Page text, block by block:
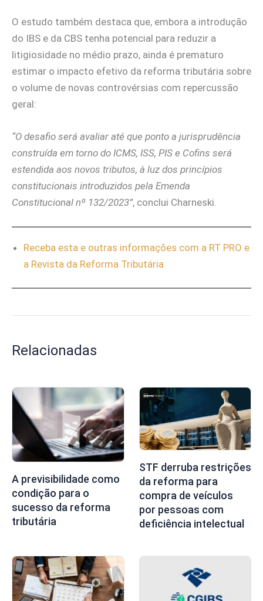
O estudo também destaca que, embora a introdução
do IBS e da CBS tenha potencial para reduzir a
litigiosidade no médio prazo, ainda é prematuro
estimar o impacto efetivo da reforma tributária sobre
o volume de novas controvérsias com repercussão
geral:
“O desafio será avaliar até que ponto a jurisprudência
construída em torno do ICMS, ISS, PIS e Cofins será
estendida aos novos tributos, à luz dos princípios
constitucionais introduzidos pela Emenda
Constitucional nº 132/2023”, conclui Charneski.
Receba esta e outras informações com a RT PRO e
a Revista da Reforma Tributária
Relacionadas
A previsibilidade como
condição para o
sucesso da reforma
tributária
STF derruba restrições
da reforma para
compra de veículos
por pessoas com
deficiência intelectual